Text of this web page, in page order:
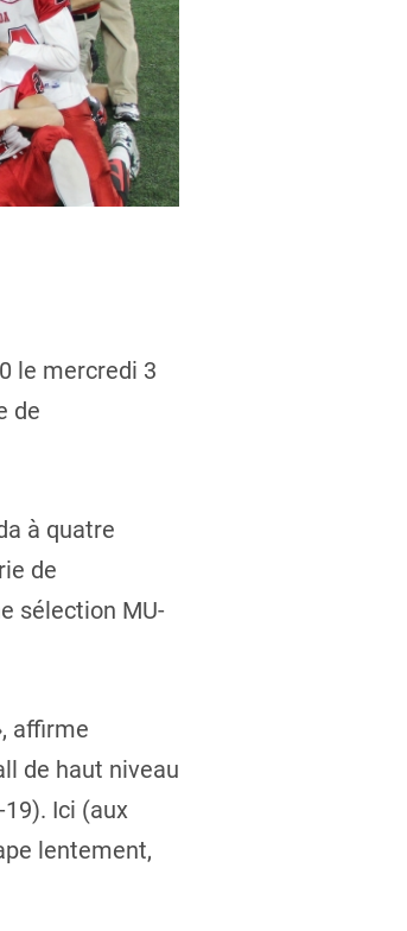
le mercredi 3
de
à quatre
de
sélection MU-
affirme
de haut niveau
Ici (aux
lentement,